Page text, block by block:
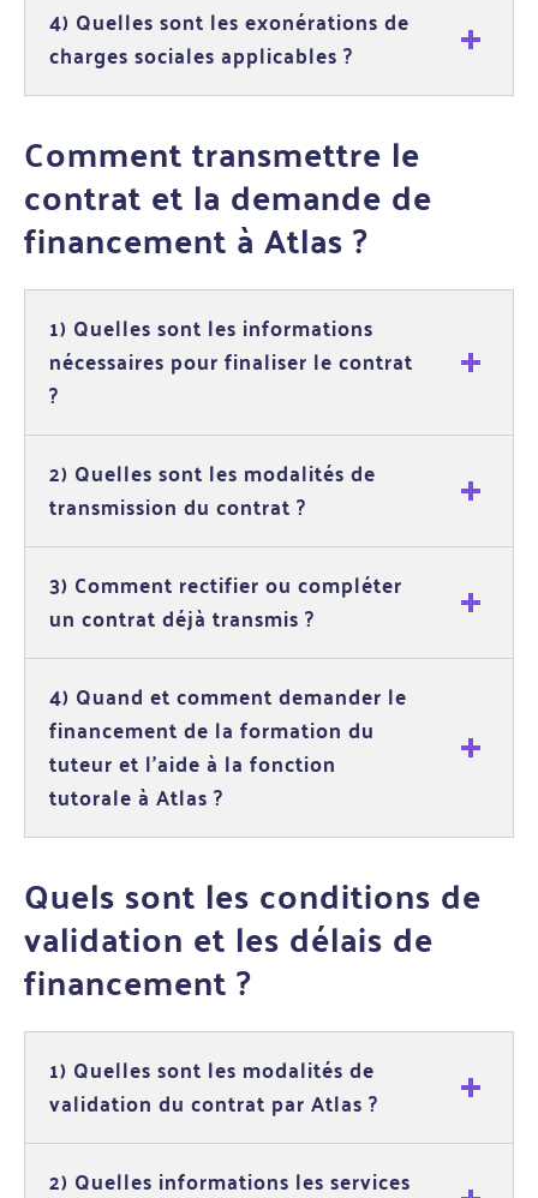
4) Quelles sont les exonérations de
charges sociales applicables ?
Comment transmettre le
contrat et la demande de
financement à Atlas ?
1) Quelles sont les informations
nécessaires pour finaliser le contrat
?
2) Quelles sont les modalités de
transmission du contrat ?
3) Comment rectifier ou compléter
un contrat déjà transmis ?
4) Quand et comment demander le
financement de la formation du
tuteur et l’aide à la fonction
tutorale à Atlas ?
Quels sont les conditions de
validation et les délais de
financement ?
1) Quelles sont les modalités de
validation du contrat par Atlas ?
2) Quelles informations les services